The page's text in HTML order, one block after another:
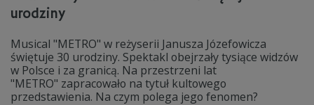
urodziny
Musical "METRO" w reżyserii Janusza Józefowicza
świętuje 30 urodziny. Spektakl obejrzały tysiące widzów
w Polsce i za granicą. Na przestrzeni lat
"METRO" zapracowało na tytuł kultowego
przedstawienia. Na czym polega jego fenomen?